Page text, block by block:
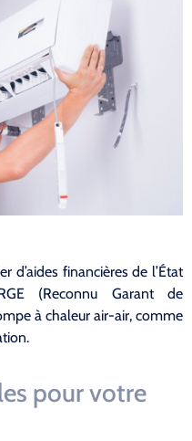
d’aides financières de l’État
(Reconnu Garant de
à chaleur air-air, comme
pour votre